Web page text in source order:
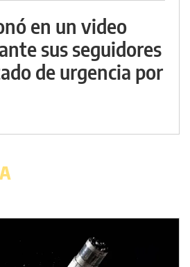
en un video
sus seguidores
de urgencia por